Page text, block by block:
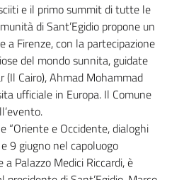
e il primo summit di tutte le
di Sant’Egidio propone un
Firenze, con la partecipazione
del mondo sunnita, guidate
(Il Cairo), Ahmad Mohammad
ufficiale in Europa. Il Comune
“Oriente e Occidente, dialoghi
9 giugno nel capoluogo
Palazzo Medici Riccardi, è